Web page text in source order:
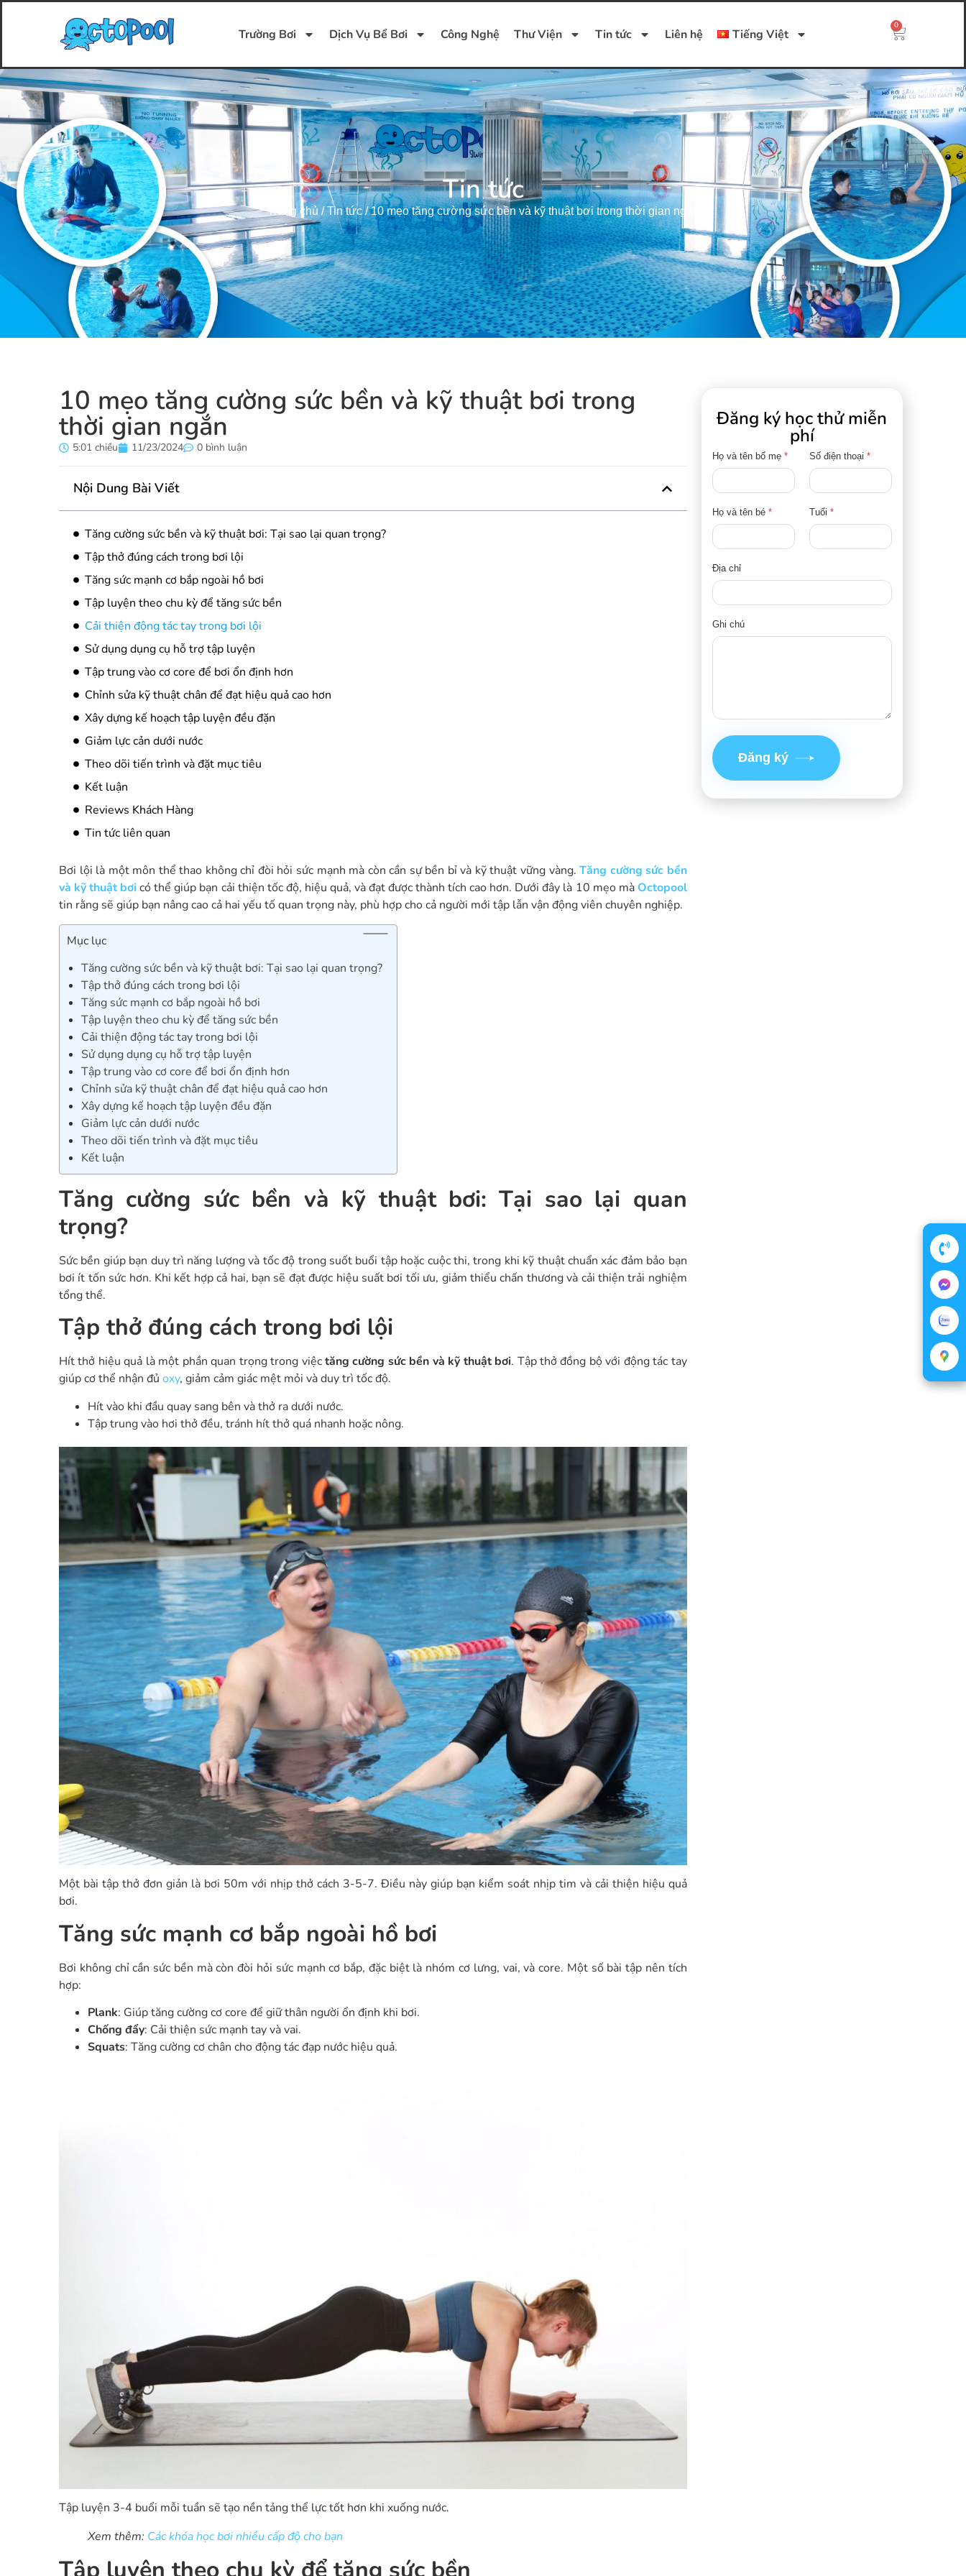
Trường Bơi Dịch Vụ Bể Bơi Công Nghệ Thư Viện Tin tức Liên hệ Tiếng Việt
0
Tin tức
Trang chủ /Tin tức/10 mẹo tăng cường sức bền và kỹ thuật bơi trong thời gian ngắn
10 mẹo tăng cường sức bền và kỹ thuật bơi trong
thời gian ngắn
5:01 chiều 11/23/2024 0 bình luận
Nội Dung Bài Viết
Tăng cường sức bền và kỹ thuật bơi: Tại sao lại quan trọng?
Tập thở đúng cách trong bơi lội
Tăng sức mạnh cơ bắp ngoài hồ bơi
Tập luyện theo chu kỳ để tăng sức bền
Cải thiện động tác tay trong bơi lội
Sử dụng dụng cụ hỗ trợ tập luyện
Tập trung vào cơ core để bơi ổn định hơn
Chỉnh sửa kỹ thuật chân để đạt hiệu quả cao hơn
Xây dựng kế hoạch tập luyện đều đặn
Giảm lực cản dưới nước
Theo dõi tiến trình và đặt mục tiêu
Kết luận
Reviews Khách Hàng
Tin tức liên quan
Bơi lội là một môn thể thao không chỉ đòi hỏi sức mạnh mà còn cần sự bền bỉ và kỹ thuật vững vàng.Tăng cường sức bền
và kỹ thuật bơicó thể giúp bạn cải thiện tốc độ, hiệu quả, và đạt được thành tích cao hơn. Dưới đây là 10 mẹo mà Octopool
tin rằng sẽ giúp bạn nâng cao cả hai yếu tố quan trọng này, phù hợp cho cả người mới tập lẫn vận động viên chuyên nghiệp.
Mục lục
Tăng cường sức bền và kỹ thuật bơi: Tại sao lại quan trọng?
Tập thở đúng cách trong bơi lội
Tăng sức mạnh cơ bắp ngoài hồ bơi
Tập luyện theo chu kỳ để tăng sức bền
Cải thiện động tác tay trong bơi lội
Sử dụng dụng cụ hỗ trợ tập luyện
Tập trung vào cơ core để bơi ổn định hơn
Chỉnh sửa kỹ thuật chân để đạt hiệu quả cao hơn
Xây dựng kế hoạch tập luyện đều đặn
Giảm lực cản dưới nước
Theo dõi tiến trình và đặt mục tiêu
Kết luận
Tăng cường sức bền và kỹ thuật bơi: Tại sao lại quan
trọng?
Sức bền giúp bạn duy trì năng lượng và tốc độ trong suốt buổi tập hoặc cuộc thi, trong khi kỹ thuật chuẩn xác đảm bảo bạn
bơi ít tốn sức hơn. Khi kết hợp cả hai, bạn sẽ đạt được hiệu suất bơi tối ưu, giảm thiểu chấn thương và cải thiện trải nghiệm
tổng thể.
Tập thở đúng cách trong bơi lội
Hít thở hiệu quả là một phần quan trọng trong việctăng cường sức bền và kỹ thuật bơi. Tập thở đồng bộ với động tác tay
giúp cơ thể nhận đủ oxy, giảm cảm giác mệt mỏi và duy trì tốc độ.
Hít vào khi đầu quay sang bên và thở ra dưới nước.
Tập trung vào hơi thở đều, tránh hít thở quá nhanh hoặc nông.
Một bài tập thở đơn giản là bơi 50m với nhịp thở cách 3-5-7. Điều này giúp bạn kiểm soát nhịp tim và cải thiện hiệu quả
bơi.
Tăng sức mạnh cơ bắp ngoài hồ bơi
Bơi không chỉ cần sức bền mà còn đòi hỏi sức mạnh cơ bắp, đặc biệt là nhóm cơ lưng, vai, và core. Một số bài tập nên tích
hợp:
Plank: Giúp tăng cường cơ core để giữ thân người ổn định khi bơi.
Chống đẩy: Cải thiện sức mạnh tay và vai.
Squats: Tăng cường cơ chân cho động tác đạp nước hiệu quả.
Tập luyện 3-4 buổi mỗi tuần sẽ tạo nền tảng thể lực tốt hơn khi xuống nước.
Xem thêm: Các khóa học bơi nhiều cấp độ cho bạn
Đăng ký học thử miễn
phí
Họ và tên bố mẹ * Số điện thoại *
Họ và tên bé * Tuổi *
Địa chỉ
Ghi chú
Đăng ký